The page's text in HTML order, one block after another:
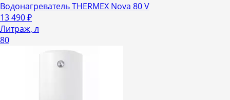
Водонагреватель THERMEX Nova 80 V
13 490₽
Литраж, л
80